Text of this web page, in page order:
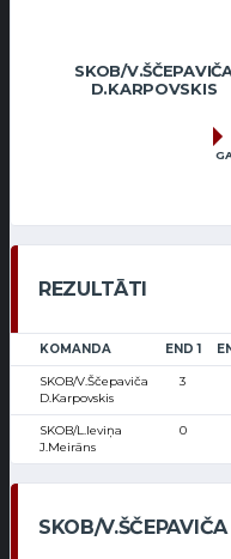
SKOB/
D.KARPOVSKIS
REZULTĀTI
KOMANDA END 1
SKOB/V.Ščepaviča
D.Karpovskis
3
SKOB/L.Ieviņa
J.Meirāns
0
SKOB/